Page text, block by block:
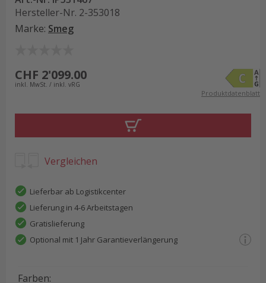
Hersteller-Nr. 2-353018
Marke: Smeg
CHF 2'099.00
inkl. MwSt. / inkl. vRG
Produktdatenblatt
Vergleichen
Lieferbar ab Logistikcenter
Lieferung in 4-6 Arbeitstagen
Gratislieferung
Optional mit 1 Jahr Garantieverlängerung
Farben: